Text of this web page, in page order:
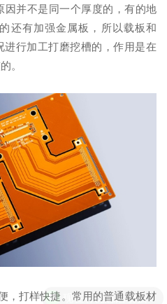
并不是同一个厚度的，有的地
还有加强金属板，所以载板和
行加工打磨挖槽的，作用是在
。
，打样快捷。常用的普通载板材
现在有优惠活动么？